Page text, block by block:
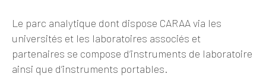
Le parc analytique dont dispose CARAA via les
universités et les laboratoires associés et
partenaires se compose d’instruments de laboratoire
ainsi que d’instruments portables.